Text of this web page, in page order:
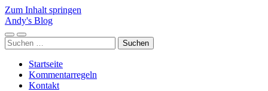
Zum Inhalt springen
Andy's Blog
Mobile-
Menü
Suchfeld
ein-/ausblenden
Suchen
nach:
Startseite
Kommentarregeln
Kontakt